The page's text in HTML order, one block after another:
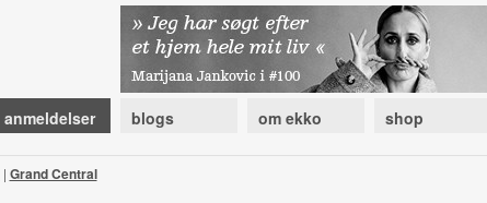
anmeldelser blogs om ekko shop
| Grand Central